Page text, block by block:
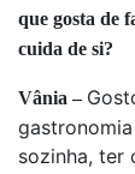
que gosta de
cuida de si?
Vânia –
sozinha, ter